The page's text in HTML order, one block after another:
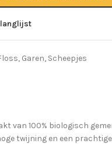
, Garen, Scheepjes
van 100% biologisch
twijning en een